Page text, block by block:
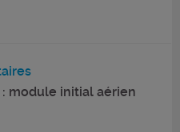
: module initial aérien